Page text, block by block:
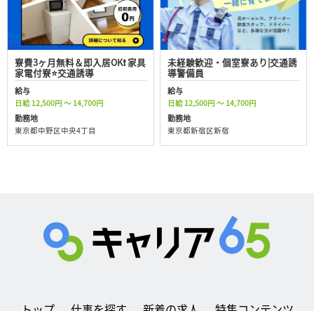
寮費3ヶ月無料＆即入居OK❗ 家具
家電付寮⭐交通誘導
給与
日給 12,500円 ～ 14,700円
勤務地
東京都中野区中央4丁目
未経験歓迎・個室寮あり|交通誘
導警備員
給与
日給 12,500円 ～ 14,700円
勤務地
東京都新宿区新宿